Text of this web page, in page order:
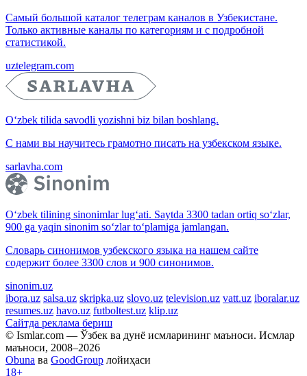
Самый большой каталог телеграм каналов в Узбекистане.
Только активные каналы по категориям и с подробной
статистикой.
uztelegram.com
O‘zbek tilida savodli yozishni biz bilan boshlang.
С нами вы научитесь грамотно писать на узбекском языке.
sarlavha.com
O‘zbek tilining sinonimlar lug‘ati. Saytda 3300 tadan ortiq so‘zlar,
900 ga yaqin sinonim so‘zlar to‘plamiga jamlangan.
Словарь синонимов узбекского языка на нашем сайте
содержит более 3300 слов и 900 синонимов.
sinonim.uz
ibora.uz salsa.uz skripka.uz slovo.uz television.uz vatt.uz iboralar.uz
resumes.uz havo.uz futboltest.uz klip.uz
Сайтда реклама бериш
© Ismlar.com — Ўзбек ва дунё исмларининг маъноси. Исмлар
маъноси, 2008–2026
Obuna ва GoodGroup лойиҳаси
18+